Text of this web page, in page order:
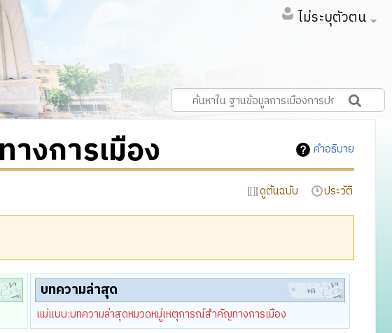
ไม่ระบุตัวตน
คำอธิบาย
งการเมือง
ดูต้นฉบับ ประวัติ
บทความล่าสุด
แม่แบบ:บทความล่าสุดหมวดหมู่เหตุการณ์สำคัญทางการเมือง